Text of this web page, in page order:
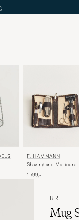
F. HAMMANN
Shaving and Manicure
1 799,-
RRL
Mug